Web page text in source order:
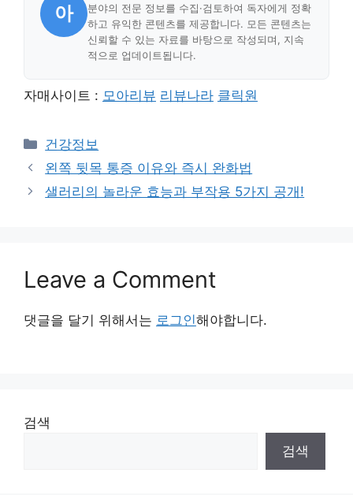
아
분야의 전문 정보를 수집·검토하여 독자에게 정확
하고 유익한 콘텐츠를 제공합니다. 모든 콘텐츠는
신뢰할 수 있는 자료를 바탕으로 작성되며, 지속
적으로 업데이트됩니다.
자매사이트 : 모아리뷰 리뷰나라 클릭원
Categories
건강정보
왼쪽 뒷목 통증 이유와 즉시 완화법
샐러리의 놀라운 효능과 부작용 5가지 공개!
Leave a Comment
댓글을 달기 위해서는 로그인해야합니다.
검색
검색